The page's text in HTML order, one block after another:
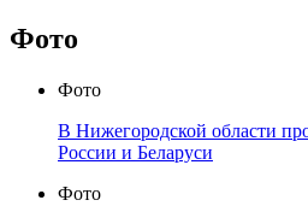
Фото
Фото
В Нижегородской области
России и Беларуси
Фото